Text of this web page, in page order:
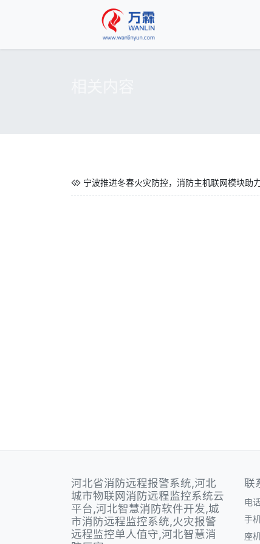
宁波推进冬春火灾防控，消防主机联网模块助
河北省消防远程报警系统,河北
城市物联网消防远程监控系统云
平台,河北智慧消防软件开发,城
市消防远程监控系统,火灾报警
远程监控单人值守,河北智慧消
联
电
手
座